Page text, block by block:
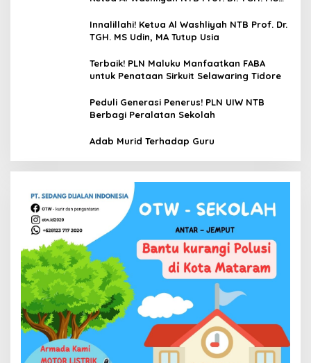
Innalillahi! Ketua Al Washliyah NTB Prof. Dr.
TGH. MS Udin, MA Tutup Usia
Terbaik! PLN Maluku Manfaatkan FABA
untuk Penataan Sirkuit Selawaring Tidore
Peduli Generasi Penerus! PLN UIW NTB
Berbagi Peralatan Sekolah
Adab Murid Terhadap Guru